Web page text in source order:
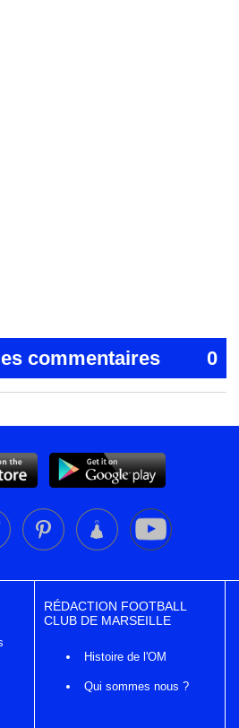
commentaires 0
RÉDACTION FOOTBALL
CLUB DE MARSEILLE
Histoire de l'OM
Qui sommes nous ?